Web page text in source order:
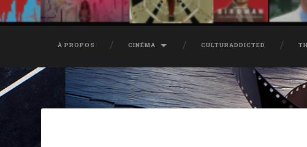
À PROPOS CINÉMA CULTURADDICTED